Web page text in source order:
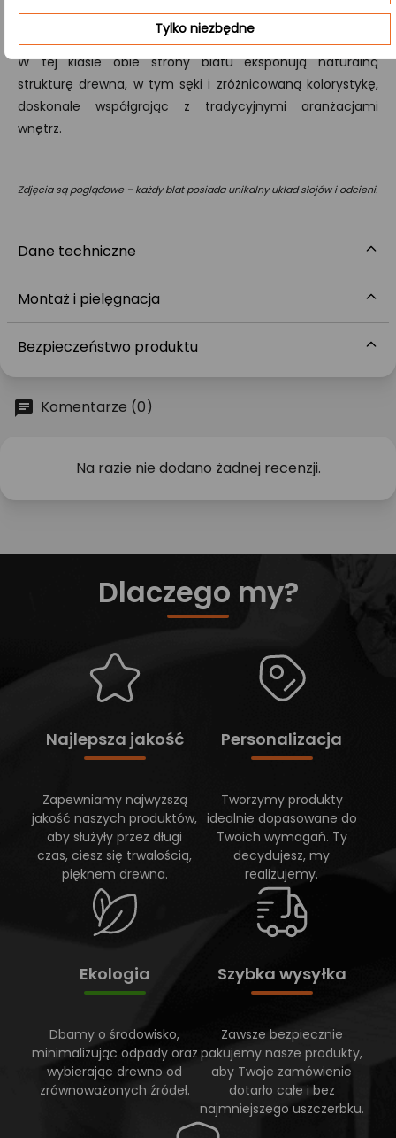
całej konstrukcji.
B/B:
W tej klasie obie strony blatu eksponują naturalną
strukturę drewna, w tym sęki i zróżnicowaną kolorystykę,
doskonale współgrając z tradycyjnymi aranżacjami
wnętrz.
Zdjęcia są poglądowe – każdy blat posiada unikalny układ słojów i odcieni.
Dane techniczne
Montaż i pielęgnacja
Bezpieczeństwo produktu
Komentarze (0)
Na razie nie dodano żadnej recenzji.
Dlaczego my?
Najlepsza jakość
Zapewniamy najwyższą
jakość naszych produktów,
aby służyły przez długi
czas, ciesz się trwałością,
pięknem drewna.
Personalizacja
Tworzymy produkty
idealnie dopasowane do
Twoich wymagań. Ty
decydujesz, my
realizujemy.
Ekologia
Dbamy o środowisko,
minimalizując odpady oraz
wybierając drewno od
zrównoważonych źródeł.
Szybka wysyłka
Zawsze bezpiecznie
pakujemy nasze produkty,
aby Twoje zamówienie
dotarło całe i bez
najmniejszego uszczerbku.
Tylko niezbędne